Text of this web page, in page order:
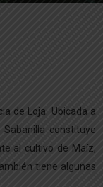
de Loja. Ubicada a
constituye
al cultivo de Maíz,
tiene algunas